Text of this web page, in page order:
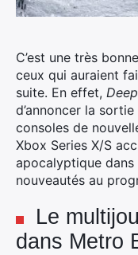
C’est une très
ceux qui auraient
suite. En effet,
d’annoncer la
consoles de
Xbox Series X/S
apocalyptique dans
nouveautés au
Le
dans Metro